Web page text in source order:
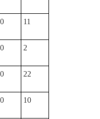
0 11
0 2
0 22
0 10